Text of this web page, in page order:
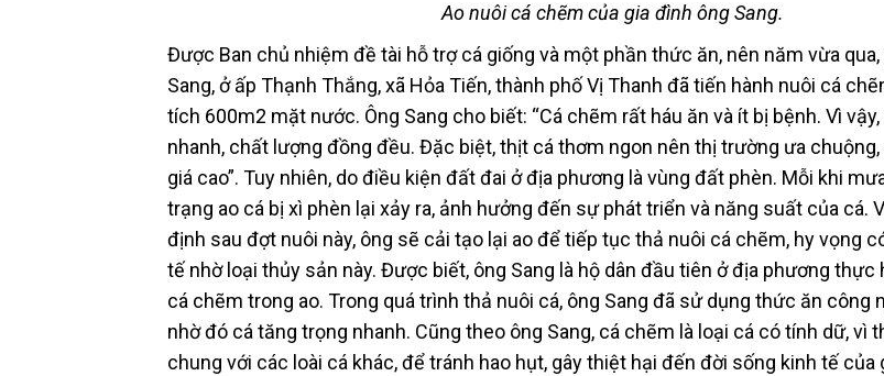
Ao nuôi cá chẽm của gia đình ông Sang.
Được Ban chủ nhiệm đề tài hỗ trợ cá giống và một phần thức ăn, nên năm vừa qua,
Sang, ở ấp Thạnh Thắng, xã Hỏa Tiến, thành phố Vị Thanh đã tiến hành nuôi cá
tích 600m2 mặt nước. Ông Sang cho biết: “Cá chẽm rất háu ăn và ít bị bệnh. Vì
nhanh, chất lượng đồng đều. Đặc biệt, thịt cá thơm ngon nên thị trường ưa
giá cao”. Tuy nhiên, do điều kiện đất đai ở địa phương là vùng đất phèn. Mỗi khi
trạng ao cá bị xì phèn lại xảy ra, ảnh hưởng đến sự phát triển và năng suất của cá.
định sau đợt nuôi này, ông sẽ cải tạo lại ao để tiếp tục thả nuôi cá chẽm, hy vọng
tế nhờ loại thủy sản này. Được biết, ông Sang là hộ dân đầu tiên ở địa phương thực
cá chẽm trong ao. Trong quá trình thả nuôi cá, ông Sang đã sử dụng thức ăn công
nhờ đó cá tăng trọng nhanh. Cũng theo ông Sang, cá chẽm là loại cá có tính dữ, vì
chung với các loài cá khác, để tránh hao hụt, gây thiệt hại đến đời sống kinh tế của